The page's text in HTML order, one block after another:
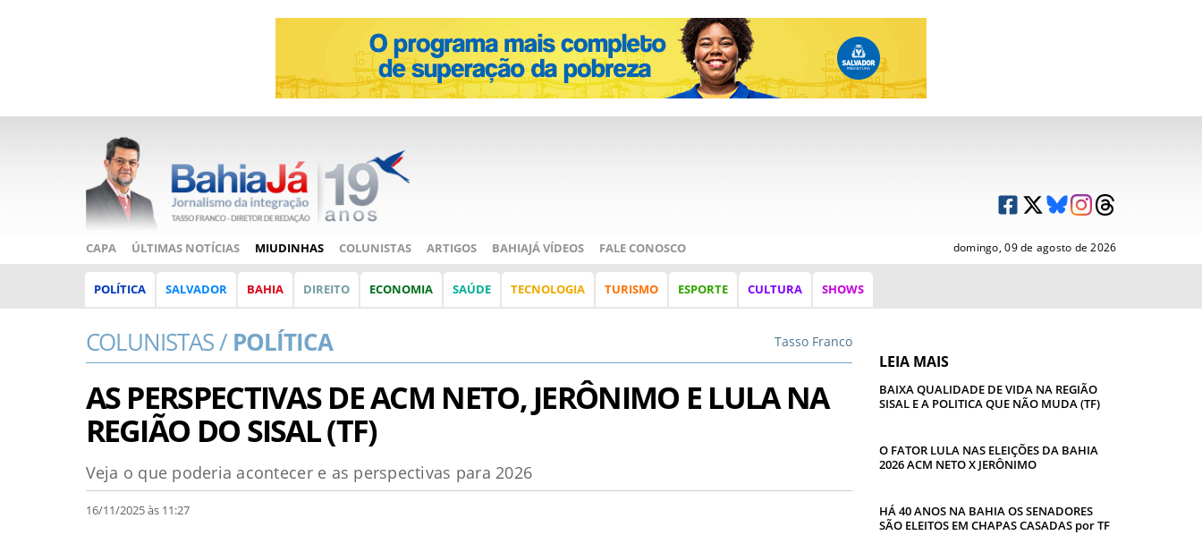
CAPA ÚLTIMAS NOTÍCIAS MIUDINHAS COLUNISTAS ARTIGOS BAHIAJÁ VÍDEOS FALE CONOSCO domingo, 09 de agosto de 2026
POLÍTICA SALVADOR BAHIA DIREITO ECONOMIA SAÚDE TECNOLOGIA TURISMO ESPORTE CULTURA SHOWS
COLUNISTAS / POLÍTICA Tasso Franco
AS PERSPECTIVAS DE ACM NETO, JERÔNIMO E LULA NA
REGIÃO DO SISAL (TF)
Veja o que poderia acontecer e as perspectivas para 2026
16/11/2025 às 11:27
LEIA MAIS
BAIXA QUALIDADE DE VIDA NA REGIÃO
SISAL E A POLITICA QUE NÃO MUDA (TF)
O FATOR LULA NAS ELEIÇÕES DA BAHIA
2026 ACM NETO X JERÔNIMO
HÁ 40 ANOS NA BAHIA OS SENADORES
SÃO ELEITOS EM CHAPAS CASADAS por TF